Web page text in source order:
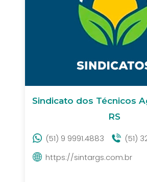
Sindicato dos Técnicos
RS
(51) 9 9991.4883
(51)
https://sintargs.com.br